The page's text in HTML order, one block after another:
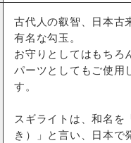
古代人の叡智、日本古
有名な勾玉。
お守りとしてはもちろ
パーツとしてもご使用
す。
スギライトは、和名を
き）」と言い、日本で